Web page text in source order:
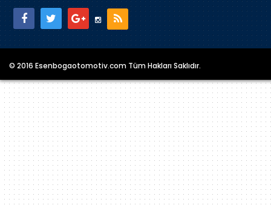
© 2016 Esenbogaotomotiv.com Tüm Hakları Saklıdır.